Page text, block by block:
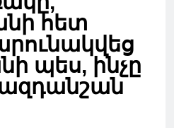
հետ
պես, ինչը